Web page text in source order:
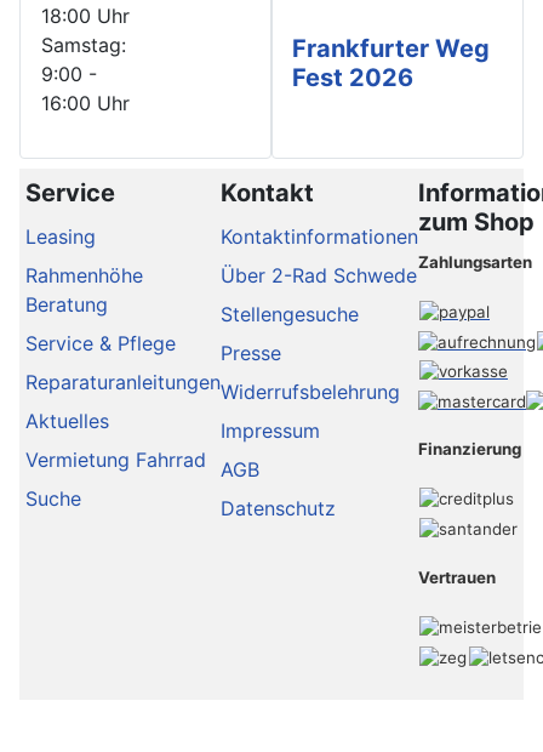
18:00 Uhr
Samstag:
9:00 -
16:00 Uhr
Frankfurter Weg
Fest 2026
Service
Leasing
Rahmenhöhe
Beratung
Service & Pflege
Reparaturanleitungen
Aktuelles
Vermietung Fahrrad
Suche
Kontakt
Kontaktinformationen
Über 2-Rad Schwede
Stellengesuche
Presse
Widerrufsbelehrung
Impressum
AGB
Datenschutz
zum Shop
Zahlungsarten
Finanzierung
Vertrauen